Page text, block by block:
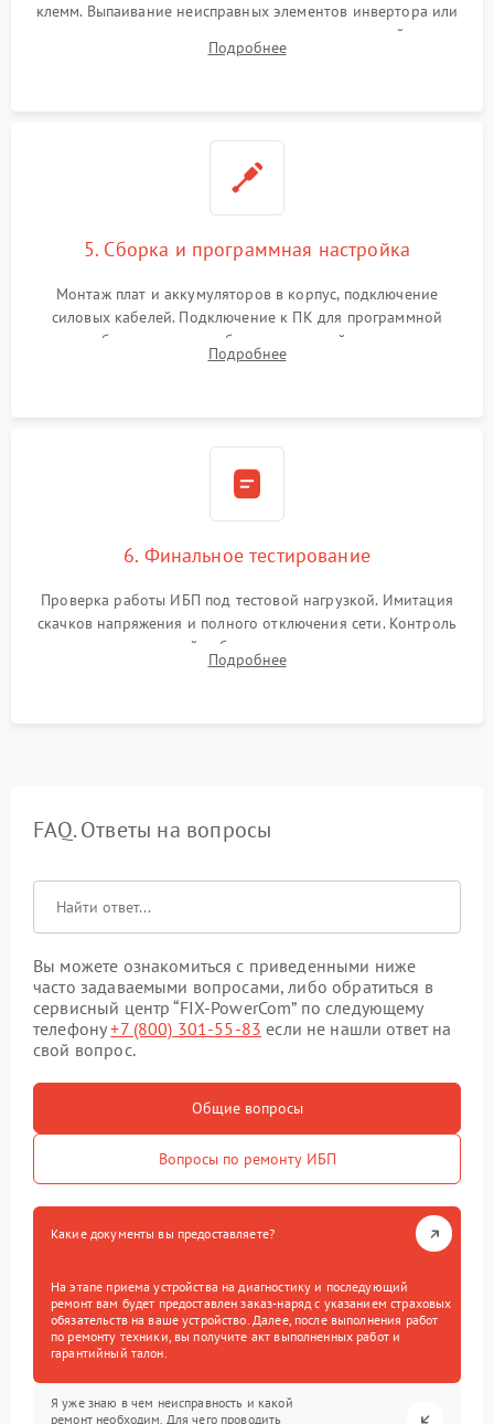
клемм. Выпаивание неисправных элементов инвертора или
цепи зарядки и монтаж новых радиодеталей.
Восстановление поврежденных токоведущих дорожек и
Подробнее
5. Сборка и программная настройка
Монтаж плат и аккумуляторов в корпус, подключение
силовых кабелей. Подключение к ПК для программной
калибровки констант батареи, настройки порогов
срабатывания AVR и сброса счетчиков старения АКБ.
Подробнее
6. Финальное тестирование
Проверка работы ИБП под тестовой нагрузкой. Имитация
скачков напряжения и полного отключения сети. Контроль
времени автономной работы, температурного режима и
корректности формы выходного сигнала.
Подробнее
FAQ. Ответы на вопросы
Вы можете ознакомиться с приведенными ниже
часто задаваемыми вопросами, либо обратиться в
сервисный центр “FIX-PowerCom” по следующему
телефону+7 (800) 301-55-83 если не нашли ответ на
свой вопрос.
Общие вопросы
Вопросы по ремонту ИБП
Какие документы вы предоставляете?
На этапе приема устройства на диагностику и последующий
ремонт вам будет предоставлен заказ-наряд с указанием страховых
обязательств на ваше устройство. Далее, после выполнения работ
по ремонту техники, вы получите акт выполненных работ и
гарантийный талон.
Я уже знаю в чем неисправность и какой
ремонт необходим. Для чего проводить